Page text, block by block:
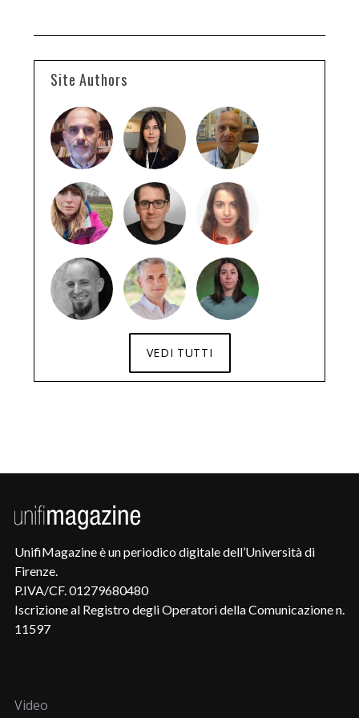
Site Authors
VEDI TUTTI
UnifiMagazine è un periodico digitale dell’Università di
Firenze.
P.IVA/CF. 01279680480
Iscrizione al Registro degli Operatori della Comunicazione n.
11597
Video